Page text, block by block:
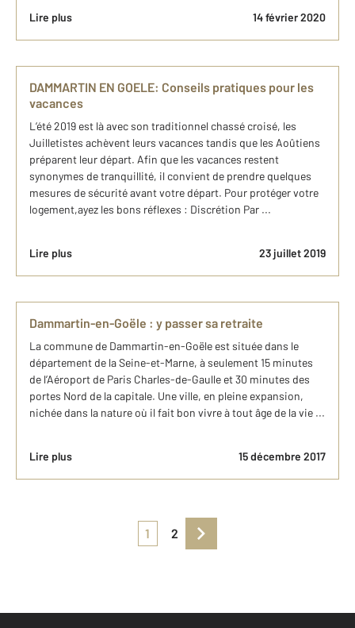
Lire plus 14 février 2020
DAMMARTIN EN GOELE: Conseils pratiques pour les
vacances
L’été 2019 est là avec son traditionnel chassé croisé, les
Juilletistes achèvent leurs vacances tandis que les Aoûtiens
préparent leur départ. Afin que les vacances restent
synonymes de tranquillité, il convient de prendre quelques
mesures de sécurité avant votre départ. Pour protéger votre
logement,ayez les bons réflexes : Discrétion Par ...
Lire plus 23 juillet 2019
Dammartin-en-Goële : y passer sa retraite
La commune de Dammartin-en-Goële est située dans le
département de la Seine-et-Marne, à seulement 15 minutes
de l’Aéroport de Paris Charles-de-Gaulle et 30 minutes des
portes Nord de la capitale. Une ville, en pleine expansion,
nichée dans la nature où il fait bon vivre à tout âge de la vie ...
Lire plus 15 décembre 2017
1 2